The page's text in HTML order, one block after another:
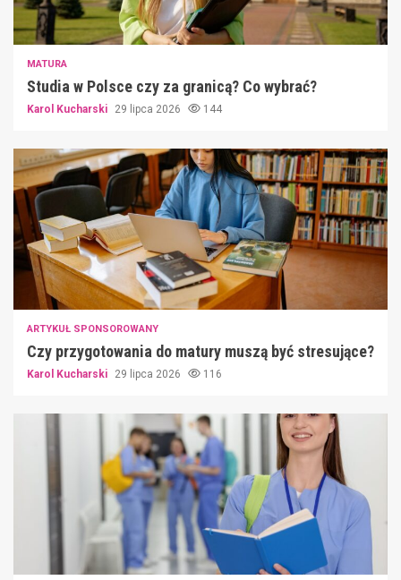
MATURA
Studia w Polsce czy za granicą? Co wybrać?
Karol Kucharski 29 lipca 2026 144
ARTYKUŁ SPONSOROWANY
Czy przygotowania do matury muszą być stresujące?
Karol Kucharski 29 lipca 2026 116